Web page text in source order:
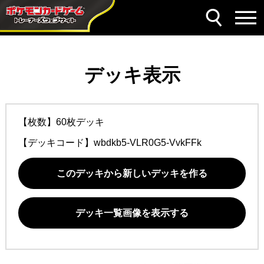
デッキ表示
【枚数】60枚デッキ
【デッキコード】 wbdkb5-VLR0G5-VvkFFk
このデッキから新しいデッキを作る
デッキ一覧画像を表示する